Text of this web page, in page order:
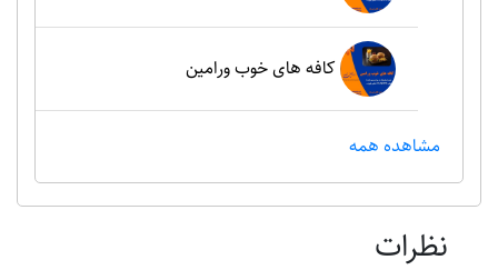
کافه های خوب ورامین
مشاهده همه
نظرات